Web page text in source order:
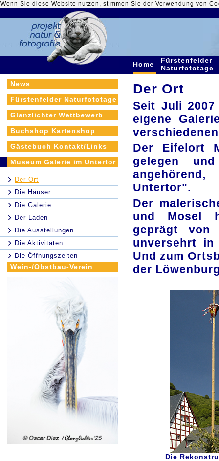
Wenn Sie diese Website nutzen, stimmen Sie der Verwendung von
Home
Fürstenfelder
Naturfototage
News
Fürstenfelder Naturfototage
Glanzlichter Wettbewerb
Buchshop Kartenshop
Gästebuch Kontakt/Links
Museum Galerie im Untertor
Der Ort
Die Häuser
Die Galerie
Der Laden
Die Ausstellungen
Die Aktivitäten
Die Öffnungszeiten
Wein-/Obstbau-Verein
Der Ort
Seit Juli
eigene
Der Eifelort
gelegen
Untertor".
Der
und Mosel
geprägt
unversehrt in
Und zum
der
Die